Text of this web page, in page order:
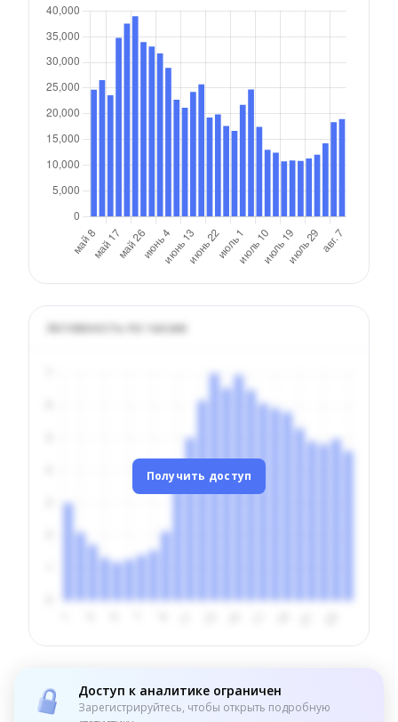
Активность по часам
Получить доступ
Доступ к аналитике ограничен
Зарегистрируйтесь, чтобы открыть подробную